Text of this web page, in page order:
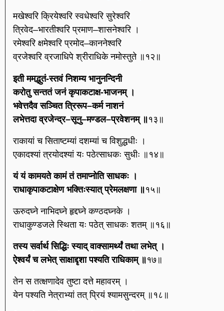
मखेश्वरि क्रियेश्वरि स्वधेश्वरि सुरेश्वरि
त्रिवेद–भारतीश्वरि प्रमाण–शासनेश्वरि ।
रमेश्वरि क्षमेश्वरि प्रमोद–काननेश्वरि
व्रजेश्वरि व्रजाधिपे श्रीराधिके नमोस्तुते ॥१२॥
इती ममद्भुतं-स्तवं निशम्य भानुनन्दिनी
करोतु सन्ततं जनं कृपाकटाक्ष-भाजनम् ।
भवेत्तदैव सञ्चित त्रिरूप–कर्म नाशनं
लभेत्तदा व्रजेन्द्र–सूनु–मण्डल–प्रवेशनम् ॥ १३॥
राकायां च सिताष्टम्यां दशम्यां च विशुद्धधीः ।
एकादश्यां त्रयोदश्यां यः पठेत्साधकः सुधीः ॥१४॥
यं यं कामयते कामं तं तमाप्नोति साधकः ।
राधाकृपाकटाक्षेण भक्तिःस्यात् प्रेमलक्षणा ॥ १५॥
ऊरुदघ्ने नाभिदघ्ने हृद्दघ्ने कण्ठदघ्नके ।
राधाकुण्डजले स्थिता यः पठेत् साधकः शतम् ॥१६॥
तस्य सर्वार्थ सिद्धिः स्याद् वाक्सामर्थ्यं तथा लभेत् ।
ऐश्वर्यं च लभेत् साक्षाद्दृशा पश्यति राधिकाम् ॥ १७॥
तेन स तत्क्षणादेव तुष्टा दत्ते महावरम् ।
येन पश्यति नेत्राभ्यां तत् प्रियं श्यामसुन्दरम् ॥१८॥